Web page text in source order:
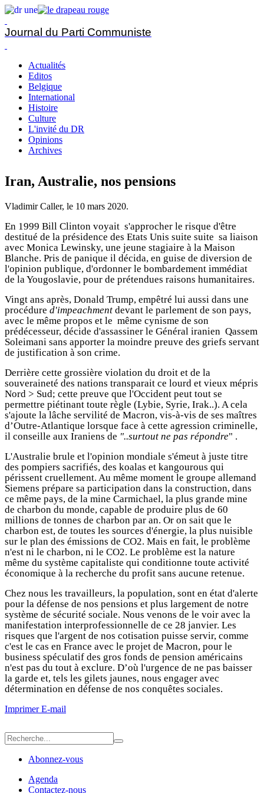
Journal du Parti Communiste
Actualités
Editos
Belgique
International
Histoire
Culture
L'invité du DR
Opinions
Archives
Iran, Australie, nos pensions
Vladimir Caller, le 10 mars 2020.
En 1999 Bill Clinton voyait s'approcher le risque d'être
destitué de la présidence des Etats Unis suite suite sa liaison
avec Monica Lewinsky, une jeune stagiaire à la Maison
Blanche. Pris de panique il décida, en guise de diversion de
l'opinion publique, d'ordonner le bombardement immédiat
de la Yougoslavie, pour de prétendues raisons humanitaires.
Vingt ans après, Donald Trump, empêtré lui aussi dans une
procédure d'impeachment devant le parlement de son pays,
avec le même propos et le même cynisme de son
prédécesseur, décide d'assassiner le Général iranien Qassem
Soleimani sans apporter la moindre preuve des griefs servant
de justification à son crime.
Derrière cette grossière violation du droit et de la
souveraineté des nations transparait ce lourd et vieux mépris
Nord > Sud; cette preuve que l'Occident peut tout se
permettre piétinant toute règle (Lybie, Syrie, Irak..). A cela
s'ajoute la lâche servilité de Macron, vis-à-vis de ses maîtres
d’Outre-Atlantique lorsque face à cette agression criminelle,
il conseille aux Iraniens de "..surtout ne pas répondre" .
L'Australie brule et l'opinion mondiale s'émeut à juste titre
des pompiers sacrifiés, des koalas et kangourous qui
périssent cruellement. Au même moment le groupe allemand
Siemens prépare sa participation dans la construction, dans
ce même pays, de la mine Carmichael, la plus grande mine
de charbon du monde, capable de produire plus de 60
millions de tonnes de charbon par an. Or on sait que le
charbon est, de toutes les sources d'énergie, la plus nuisible
sur le plan des émissions de CO2. Mais en fait, le problème
n'est ni le charbon, ni le CO2. Le problème est la nature
même du système capitaliste qui conditionne toute activité
économique à la recherche du profit sans aucune retenue.
Chez nous les travailleurs, la population, sont en état d'alerte
pour la défense de nos pensions et plus largement de notre
système de sécurité sociale. Nous venons de le voir avec la
manifestation interprofessionnelle de ce 28 janvier. Les
risques que l'argent de nos cotisation puisse servir, comme
c'est le cas en France avec le projet de Macron, pour le
business spéculatif des gros fonds de pension américains
n'est pas du tout à exclure. D’où l'urgence de ne pas baisser
la garde et, tels les gilets jaunes, nous engager avec
détermination en défense de nos conquêtes sociales.
ImprimerE-mail
Abonnez-vous
Agenda
Contactez-nous